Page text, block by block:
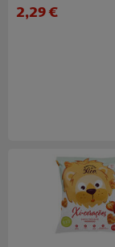
2,29 €